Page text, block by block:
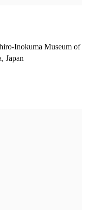
Inokuma Museum of
Japan